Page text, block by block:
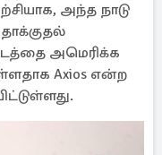
அந்த நாடு
தாக்குதல்
அமெரிக்க
Axios என்ற